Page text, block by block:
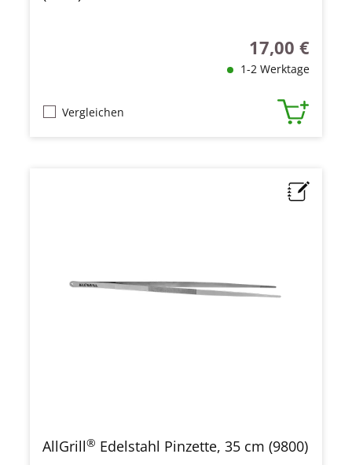
Regulärer Preis:
17,00 €
1-2 Werktage
Vergleichen
AllGrill® Edelstahl Pinzette, 35 cm (9800)